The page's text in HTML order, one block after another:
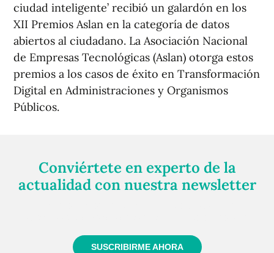
ciudad inteligente’ recibió un galardón en los
XII Premios Aslan en la categoría de datos
abiertos al ciudadano. La Asociación Nacional
de Empresas Tecnológicas (Aslan) otorga estos
premios a los casos de éxito en Transformación
Digital en Administraciones y Organismos
Públicos.
Conviértete en experto de la
actualidad con nuestra newsletter
SUSCRIBIRME AHORA